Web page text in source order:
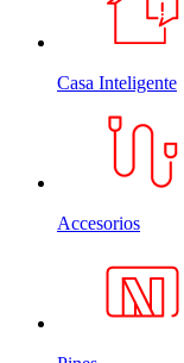
Casa Inteligente
Accesorios